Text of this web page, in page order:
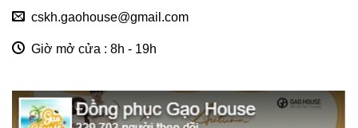
cskh.gaohouse@gmail.com
Giờ mở cửa : 8h - 19h